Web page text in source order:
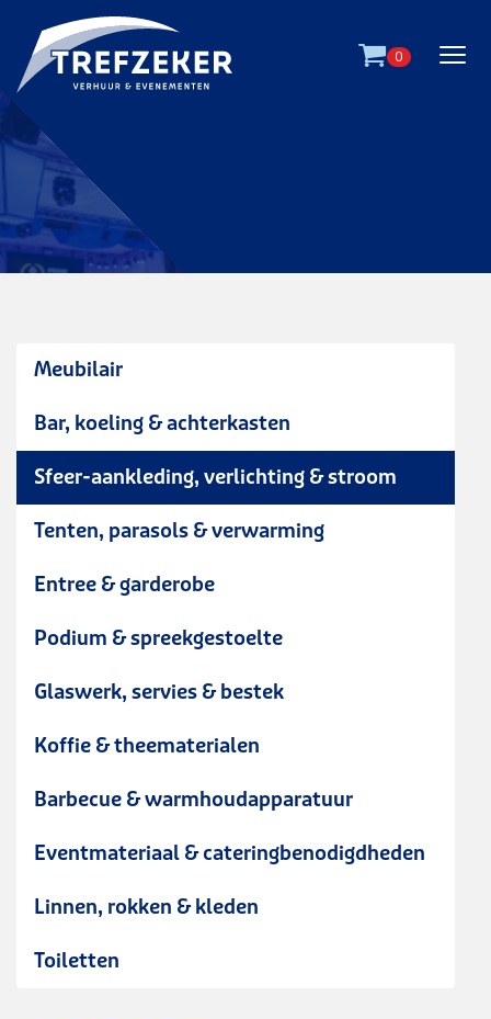
Ga direct naarde inhoud
0
windlicht - rvs
Meubilair
Bar, koeling & achterkasten
Sfeer-aankleding, verlichting & stroom
Tenten, parasols & verwarming
Entree & garderobe
Podium & spreekgestoelte
Glaswerk, servies & bestek
Koffie & theematerialen
Barbecue & warmhoudapparatuur
Eventmateriaal & cateringbenodigdheden
Linnen, rokken & kleden
Toiletten